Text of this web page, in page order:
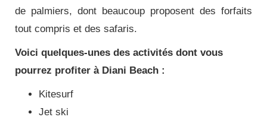
de palmiers, dont beaucoup proposent des forfaits
tout compris et des safaris.
Voici quelques-unes des activités dont vous
pourrez profiter à Diani Beach :
Kitesurf
Jet ski